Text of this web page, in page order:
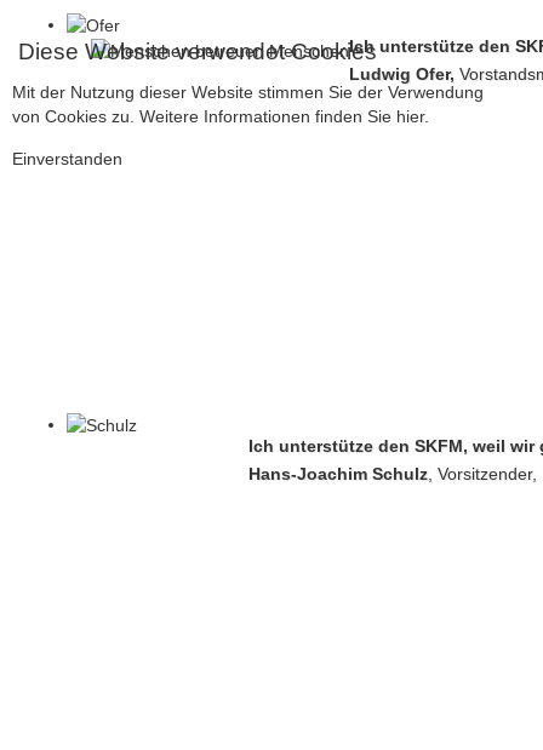
Ich unterstütze den
Ludwig Ofer,
Ich unterstütze den SKFM, weil
Hans-Joachim Schulz ,
Diese Website verwendet Cookies
Mit der Nutzung dieser Website stimmen Sie der Verwendung
von Cookies zu. Weitere Informationen finden Sie hier.
Einverstanden